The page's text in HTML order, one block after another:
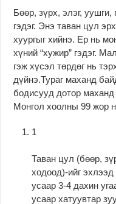
Бөөр, зүрх, элэг,
гэдэг. Энэ таван цул
хуургыг хийнэ. Ер нь
хүний “хужир” гэдэг.
гэж хүсэл төрдөг нь
дүйнэ.Тураг маханд
бодисууд дотор
Монгол хоолны 99 жор
1
Таван цул (бөөр,
ходоод)-ийг
усаар 3-4 дахин
усаар хатуувтар